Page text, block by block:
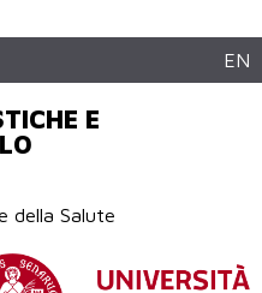
EN
E
della Salute